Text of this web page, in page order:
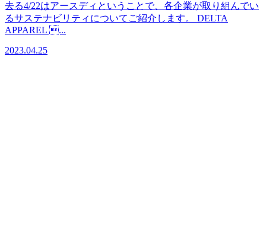
去る4/22はアースディということで、各企業が取り組んでい
るサステナビリティについてご紹介します。 DELTA
APPAREL ...
2023.04.25